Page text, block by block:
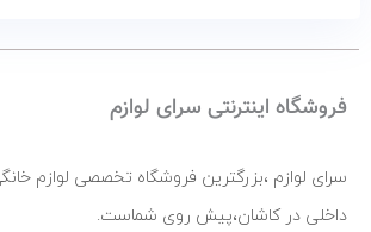
فروشگاه اینترنتی سرای لوازم
سرای لوازم ،بزرگترین فروشگاه تخصصی لوازم
داخلی در کاشان،پیش روی شماست.